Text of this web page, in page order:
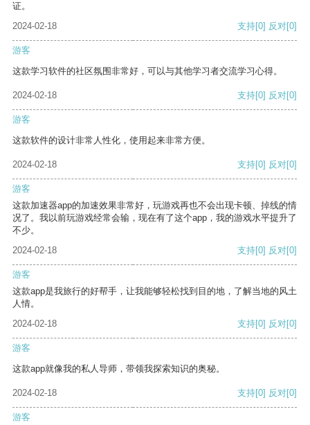
证。
2024-02-18
支持[0] 反对[0]
游客
这款学习软件的社区氛围非常好，可以与其他学习者交流学习心得。
2024-02-18 支持[0] 反对[0]
游客
这款软件的设计非常人性化，使用起来非常方便。
2024-02-18 支持[0] 反对[0]
游客
这款加速器app的加速效果非常好，玩游戏再也不会出现卡顿、掉线的情
况了。我以前玩游戏经常会输，现在有了这个app，我的游戏水平提升了
不少。
2024-02-18
支持[0] 反对[0]
游客
这款app是我旅行的好帮手，让我能够轻松找到目的地，了解当地的风土
人情。
2024-02-18
支持[0] 反对[0]
游客
这款app就像我的私人导师，带领我探索知识的奥秘。
2024-02-18 支持[0] 反对[0]
游客